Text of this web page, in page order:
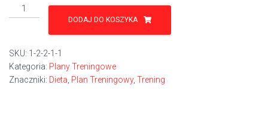
ilość
Dieta
Treningowy
/
3
DODAJ DO KOSZYKA
SKU: 1-2-2-1-1
Kategoria: Plany Treningowe
Znaczniki: Dieta Plan Treningowy, Trening